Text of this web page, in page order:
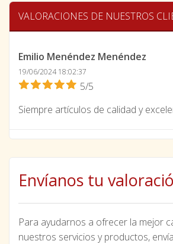
VALORACIONES DE NUESTROS
Emilio Menéndez Menéndez
19/06/2024 18:02:37
5/5
Siempre artículos de calidad y
Envíanos tu
Para ayudarnos a ofrecer la mejor
nuestros servicios y productos,